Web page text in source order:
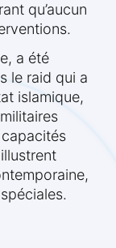
qu’aucun
a été
le raid qui a
islamique,
capacités